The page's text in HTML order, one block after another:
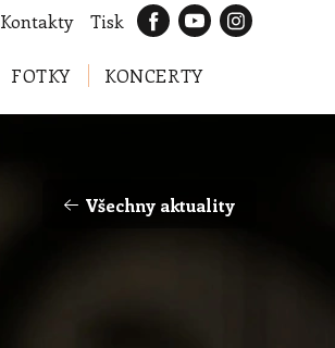
Kontakty Tisk
FOTKY KONCERTY
Všechny aktuality